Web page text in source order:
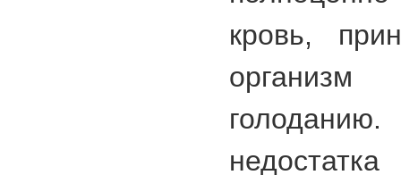
кровь,